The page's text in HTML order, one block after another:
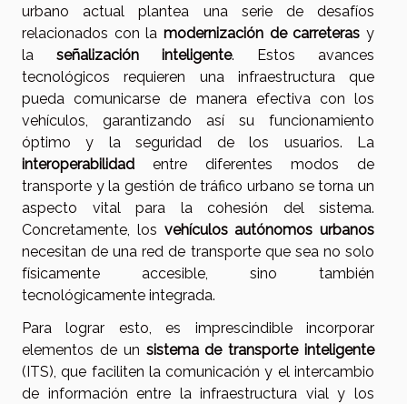
urbano actual plantea una serie de desafíos
relacionados con la modernización de carreteras y
la señalización inteligente. Estos avances
tecnológicos requieren una infraestructura que
pueda comunicarse de manera efectiva con los
vehículos, garantizando así su funcionamiento
óptimo y la seguridad de los usuarios. La
interoperabilidad entre diferentes modos de
transporte y la gestión de tráfico urbano se torna un
aspecto vital para la cohesión del sistema.
Concretamente, los vehículos autónomos urbanos
necesitan de una red de transporte que sea no solo
físicamente accesible, sino también
tecnológicamente integrada.
Para lograr esto, es imprescindible incorporar
elementos de un sistema de transporte inteligente
(ITS), que faciliten la comunicación y el intercambio
de información entre la infraestructura vial y los